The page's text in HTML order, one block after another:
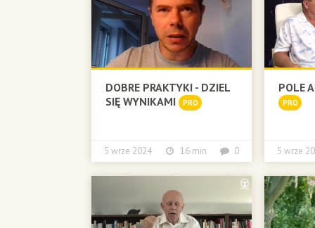
DOBRE PRAKTYKI - DZIEL
SIĘ WYNIKAMI
PRO
5 wrze 2024 16 min 0
POLE
PRO
5 wrze